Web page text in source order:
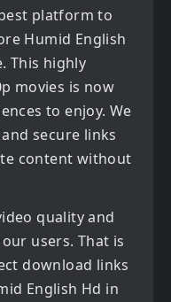
platform to
Humid English
This highly
movies is now
to enjoy. We
secure links
content without
quality and
users. That is
download links
English Hd in